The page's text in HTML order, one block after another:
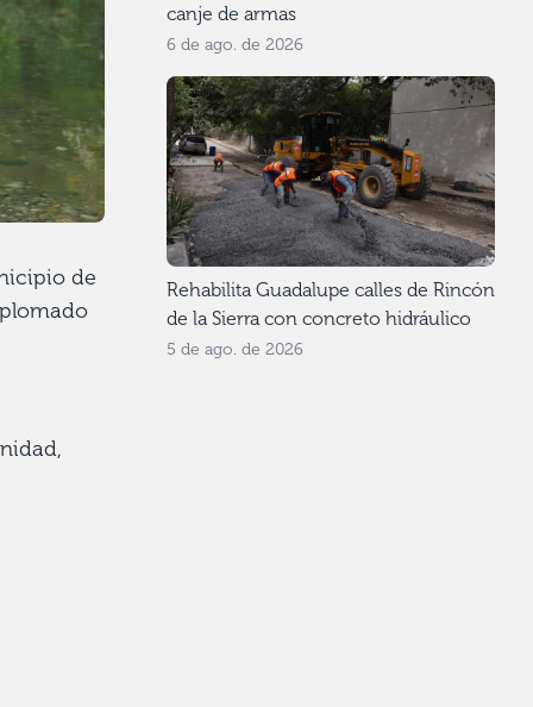
de
canje de armas
6 de ago. de 2026
Rehabilita Guadalupe calles de Rincón
de la Sierra con concreto hidráulico
5 de ago. de 2026